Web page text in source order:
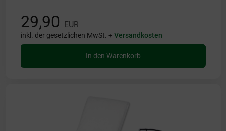
29,90 EUR
inkl. der gesetzlichen MwSt. +Versandkosten
In den Warenkorb